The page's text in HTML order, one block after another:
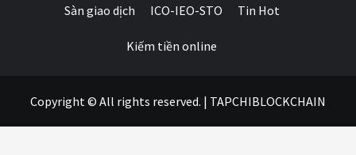
Sàn giao dịch ICO-IEO-STO Tin Hot
Kiếm tiền online
Copyright © All rights reserved. | TAPCHIBLOCKCHAIN